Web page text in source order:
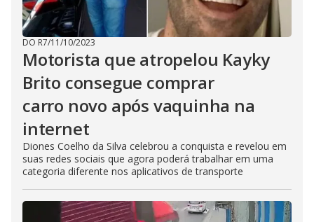
DO R7/11/10/2023
Motorista que atropelou Kayky
Brito consegue comprar
carro novo após vaquinha na
internet
Diones Coelho da Silva celebrou a conquista e revelou em
suas redes sociais que agora poderá trabalhar em uma
categoria diferente nos aplicativos de transporte